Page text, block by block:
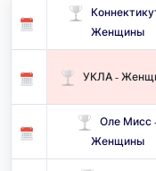
Женщины
УКЛА -
Оле Мисс
Женщины